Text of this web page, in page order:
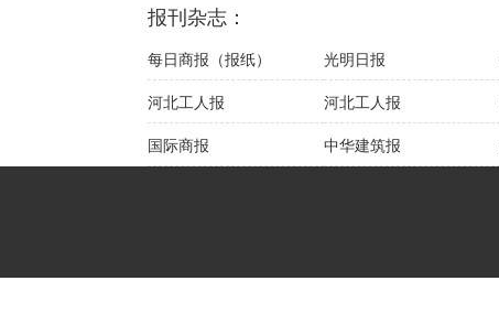
报刊杂志：
每日商报（报纸） 光明日报
河北工人报
河北工人报
国际商报
中华建筑报